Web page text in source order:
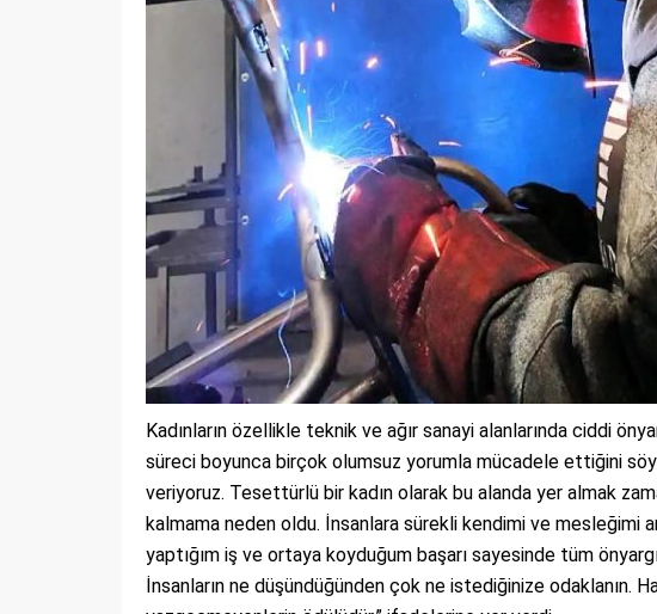
Kadınların özellikle teknik ve ağır sanayi alanlarında ciddi
süreci boyunca birçok olumsuz yorumla mücadele ettiğini
veriyoruz. Tesettürlü bir kadın olarak bu alanda yer almak
kalmama neden oldu. İnsanlara sürekli kendimi ve mesleğimi
yaptığım iş ve ortaya koyduğum başarı sayesinde tüm
İnsanların ne düşündüğünden çok ne istediğinize odaklanın.